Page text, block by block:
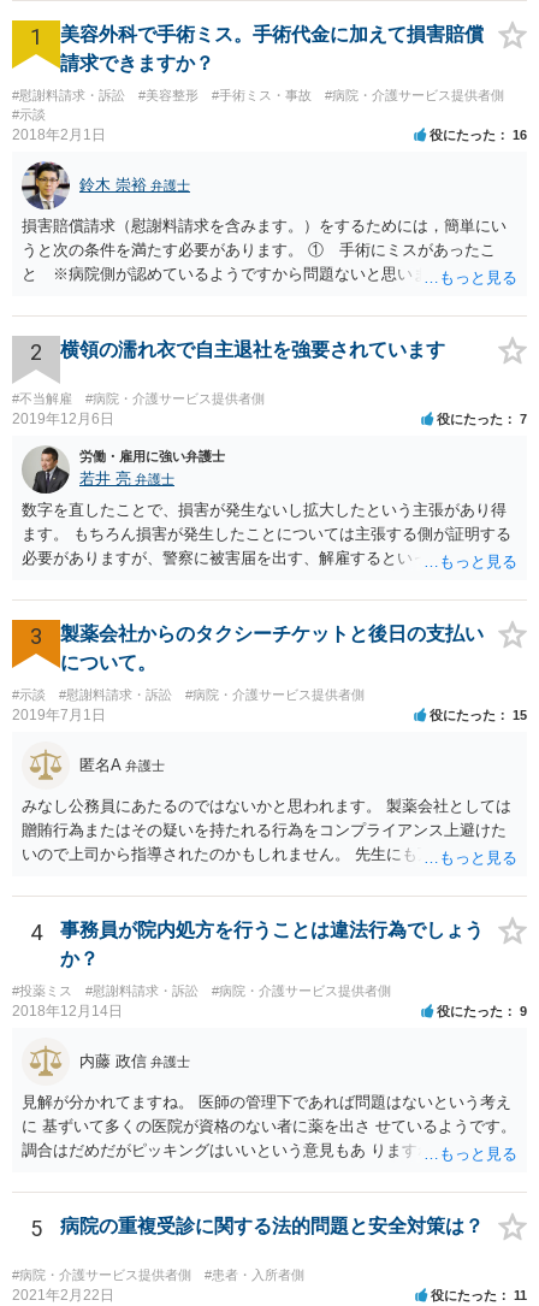
EB相談も対応】
1
美容外科で手術ミス。手術代金に加えて損害賠償
請求できますか？
#慰謝料請求・訴訟 #美容整形 #手術ミス・事故
#病院・介護サービス提供者側
#示談
2018年2月1日 役にたった 16
鈴木 崇裕 弁護士
損害賠償請求（慰謝料請求を含みます。）をするためには，簡単にい
うと次の条件を満たす必要があります。 ① 手術にミスがあったこ
と ※病院側が認めているようですから問題ないと思います。 ② 手
術のミスの「せいで」マスクが外せなくなったこと ④ 仕事を休まな
ければならなくなった「せいで」休業損害が発生したこと ⑤ マスク
を外せなくなった「せいで」経済的に評価できる精神的な損害が発生
したこと 「せいで」と強調した点が，内藤先生のご指摘なさる「相当
因果関係」です。 手術のミスと関係のないことまでは責任追及ができ
ないということです。 手術のミスの結果，手術前と比べて見た目が著
しく悪くなってしまったとか， 手術のミスの結果，入院期間が延びて
しまったとかいう事情があれば， 追加請求が可能な余地があります。
ただし，手術代の返金に応じた際に「これ以上金銭の請求はしませ
ん」という趣旨の合意をしてしまっていると， 上記の請求は，基本的
には困難となります。
2 横領の濡れ衣で自主退社を強要されています
#不当解雇 #病院・介護サービス提供者側
2019年12月6日 役にたった 7
労働・雇用に強い弁護士
若井 亮 弁護士
数字を直したことで、損害が発生ないし拡大したという主張があり得
ます。 もちろん損害が発生したことについては主張する側が証明する
必要がありますが、警察に被害届を出す、解雇するといった揺さぶり
とで、損害の証明なくとも解決金という形で支払に応じてしまうケー
スがあるのでご注意ください。
3
製薬会社からのタクシーチケットと後日の支払い
について。
#示談 #慰謝料請求・訴訟 #病院・介護サービス提供者側
2019年7月1日 役にたった 15
匿名A 弁護士
みなし公務員にあたるのではないかと思われます。 製薬会社としては
贈賄行為またはその疑いを持たれる行為をコンプライアンス上避けた
いので上司から指導されたのかもしれません。 先生にも万一迷惑をか
4
事務員が院内処方を行うことは違法行為でしょう
か？
#投薬ミス #慰謝料請求・訴訟 #病院・介護サービス提供者側
2018年12月14日 役にたった 9
内藤 政信 弁護士
見解が分かれてますね。 医師の管理下であれば問題はないという考え
に 基ずいて多くの医院が資格のない者に薬を出さ せているようです。
調合はだめだがピッキングはいいという意見もあ りますね。 また患者
いますね。 院外とではかなり金額が低くなるようです。 したがって、
違法とは断じきれないですね。 あなたが罪になることは、まったくあ
りません。 やめるなら、２週間ルールにのっとってやめたほう がいい
でしょう。
5 病院の重複受診に関する法的問題と安全対策は？
#病院・介護サービス提供者側 #患者・入所者側
2021年2月22日 役にたった 11